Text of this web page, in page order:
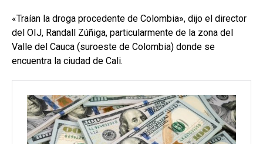
«Traían la droga procedente de Colombia», dijo el director
del OIJ, Randall Zúñiga, particularmente de la zona del
Valle del Cauca (suroeste de Colombia) donde se
encuentra la ciudad de Cali.